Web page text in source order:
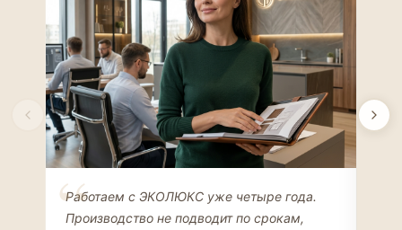
Елена Соколова
ДИЗАЙНЕР ИНТЕРЬЕРОВ
Работаем с ЭКОЛЮКС уже четыре года.
Производство не подводит по срокам,